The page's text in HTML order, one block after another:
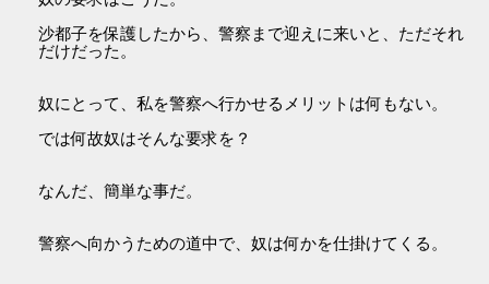
沙都子を保護したから、警察まで迎えに来いと、ただそれ
だけだった。
奴にとって、私を警察へ行かせるメリットは何もない。
では何故奴はそんな要求を？
なんだ、簡単な事だ。
警察へ向かうための道中で、奴は何かを仕掛けてくる。